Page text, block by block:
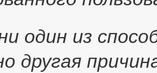
один из
другая